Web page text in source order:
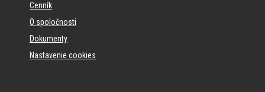
Cenník
O spoločnosti
Dokumenty
Nastavenie cookies